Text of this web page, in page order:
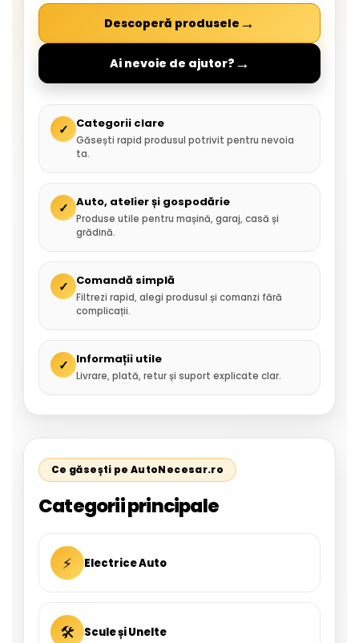
Descoperă produsele →
Ai nevoie de ajutor? →
✓ Categorii clare
Găsești rapid produsul potrivit pentru nevoia
ta.
✓ Auto, atelier și gospodărie
Produse utile pentru mașină, garaj, casă și
grădină.
✓ Comandă simplă
Filtrezi rapid, alegi produsul și comanzi fără
complicații.
✓ Informații utile
Livrare, plată, retur și suport explicate clar.
Ce găsești pe AutoNecesar.ro
Categorii principale
⚡ Electrice Auto
🛠 Scule și Unelte